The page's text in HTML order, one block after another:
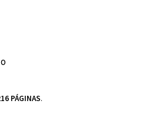
PÁGINAS.